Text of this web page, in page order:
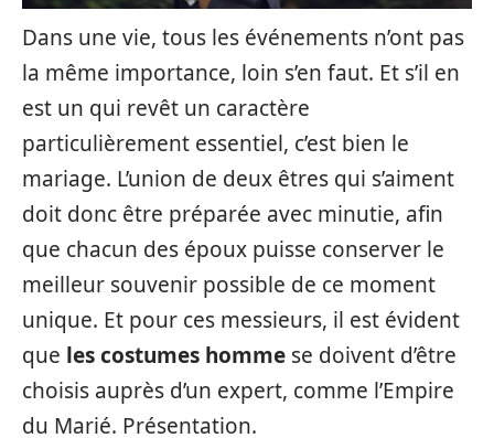
Dans une vie, tous les événements n’ont pas
la même importance, loin s’en faut. Et s’il en
est un qui revêt un caractère
particulièrement essentiel, c’est bien le
mariage. L’union de deux êtres qui s’aiment
doit donc être préparée avec minutie, afin
que chacun des époux puisse conserver le
meilleur souvenir possible de ce moment
unique. Et pour ces messieurs, il est évident
que les costumes homme se doivent d’être
choisis auprès d’un expert, comme l’Empire
du Marié. Présentation.